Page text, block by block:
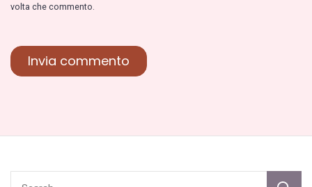
volta che commento.